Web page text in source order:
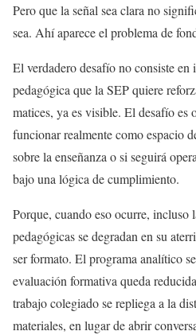
Pero que la señal sea clara no
sea. Ahí aparece el problema de
El verdadero desafío no consiste
pedagógica que la SEP quiere
matices, ya es visible. El desafío es
funcionar realmente como espacio
sobre la enseñanza o si seguirá
bajo una lógica de cumplimiento.
Porque, cuando eso ocurre, incluso
pedagógicas se degradan en su
ser formato. El programa analítico
evaluación formativa queda
trabajo colegiado se repliega a la
materiales, en lugar de abrir